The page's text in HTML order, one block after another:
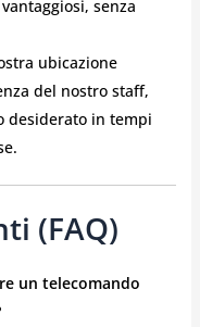
senza
ubicazione
del nostro staff,
desiderato in tempi
(FAQ)
un telecomando